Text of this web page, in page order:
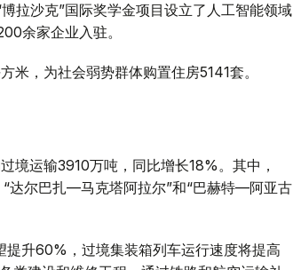
拉沙克”国际奖学金项目设立了人工智能领域
余家企业入驻。
，为社会弱势群体购置住房5141套。
境运输3910万吨，同比增长18%。其中，
达尔巴扎—马克塔阿拉尔”和“巴赫特—阿亚古
升60%，过境集装箱列车运行速度将提高